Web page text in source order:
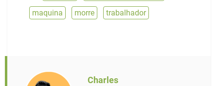
maquina
morre trabalhador
Charles